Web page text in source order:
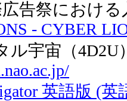
告祭におけ
- CYBER
ル宇宙（
英語版 (英